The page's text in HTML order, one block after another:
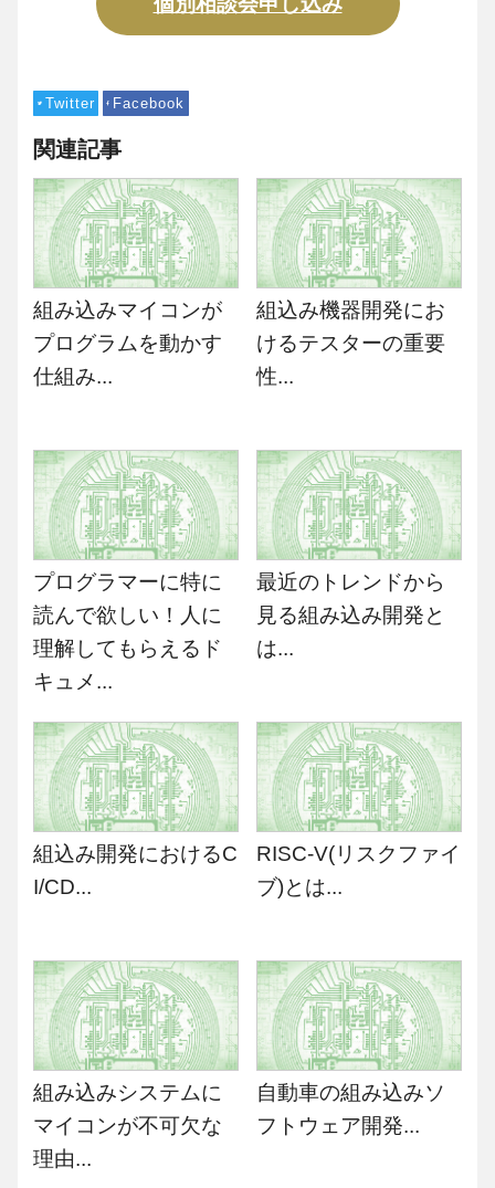
Twitter Facebook
関連記事
組み込みマイコンが
プログラムを動かす
仕組み...
組込み機器開発にお
けるテスターの重要
性...
プログラマーに特に
読んで欲しい！人に
理解してもらえるド
キュメ...
最近のトレンドから
見る組み込み開発と
は...
組込み開発におけるC
I/CD...
RISC-V(リスクファイ
ブ)とは...
組み込みシステムに
マイコンが不可欠な
理由...
自動車の組み込みソ
フトウェア開発...